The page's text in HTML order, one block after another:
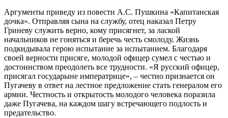
Аргументы приведу из повести А.С. Пушкина «Капитанская
дочка». Отправляя сына на службу, отец наказал Петру
Гриневу служить верно, кому присягнет, за лаской
начальников не гоняться и беречь честь смолоду. Жизнь
подкидывала герою испытание за испытанием. Благодаря
своей верности присяге, молодой офицер сумел с честью и
достоинством преодолеть все трудности. «Я русский офицер,
присягал государыне императрице», – честно признается он
Пугачеву в ответ на лестное предложение стать генералом его
армии. Честность и открытость молодого человека поразила
даже Пугачева, на каждом шагу встречающего подлость и
предательство.